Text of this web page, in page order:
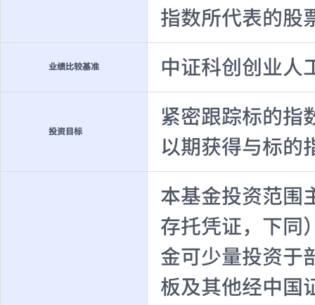
指数所代表的股
业绩比较基准 中证科创创业人
投资目标
紧密跟踪标的指
以期获得与标的
本基金投资范围
存托凭证，下同
金可少量投资于
板及其他经中国